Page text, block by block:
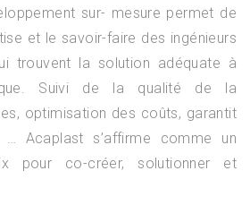
sur- mesure permet de
et le savoir-faire des ingénieurs
trouvent la solution adéquate à
Suivi de la qualité de la
optimisation des coûts, garantit
… Acaplast s’affirme comme un
pour co-créer, solutionner et